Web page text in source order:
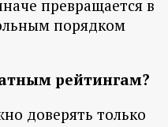
превращается в
порядком
рейтингам?
доверять только